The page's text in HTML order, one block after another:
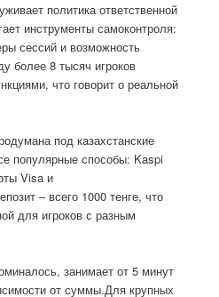
политика ответственной
инструменты самоконтроля:
сессий и возможность
более 8 тысяч игроков
что говорит о реальной
под казахстанские
популярные способы: Kaspi
Visa и
– всего 1000 тенге, что
для игроков с разным
занимает от 5 минут
от суммы.Для крупных